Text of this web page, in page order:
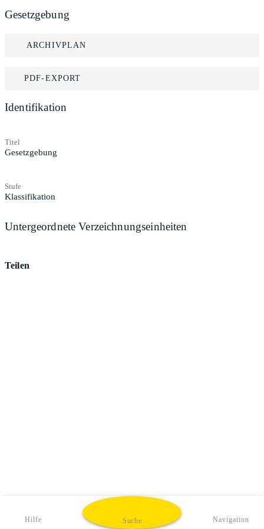
Gesetzgebung
ARCHIVPLAN
PDF-EXPORT
Identifikation
Titel
Gesetzgebung
Stufe
Klassifikation
Untergeordnete Verzeichnungseinheiten
Teilen
Hilfe Suche Navigation